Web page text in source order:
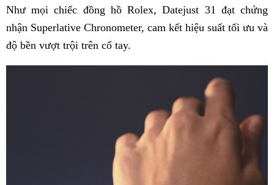
Như mọi chiếc đồng hồ Rolex, Datejust 31 đạt chứng
nhận Superlative Chronometer, cam kết hiệu suất tối ưu và
độ bền vượt trội trên cổ tay.